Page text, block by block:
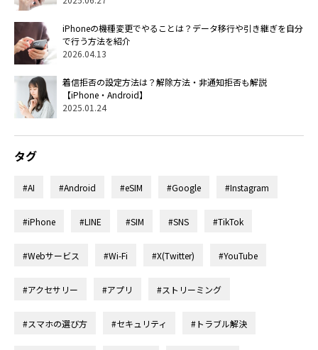
iPhoneの機種変更でやることは？データ移行や引き継ぎを自分
で行う方法を紹介
2026.04.13
着信拒否の設定方法は？解除方法・非通知拒否も解説
【iPhone・Android】
2025.01.24
タグ
#AI #Android #eSIM #Google #Instagram
#iPhone #LINE #SIM #SNS #TikTok
#Webサービス #Wi-Fi #X(Twitter) #YouTube
#アクセサリー #アプリ #ストリーミング
#スマホの選び方 #セキュリティ #トラブル解決